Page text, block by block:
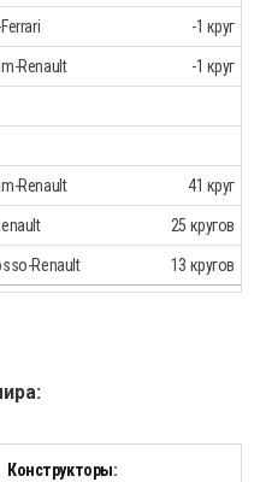
-1 круг
Renault -1 круг
Renault 41 круг
25 кругов
Renault 13 кругов
Конструкторы: